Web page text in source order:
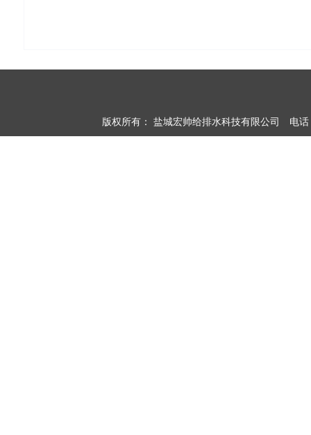
版权所有： 盐城宏帅给排水科技有限公司 电话